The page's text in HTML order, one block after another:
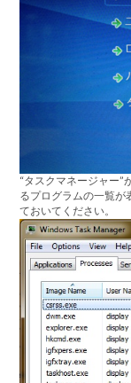
“タスクマネージャー
るプログラムの一覧が
ておいてください。